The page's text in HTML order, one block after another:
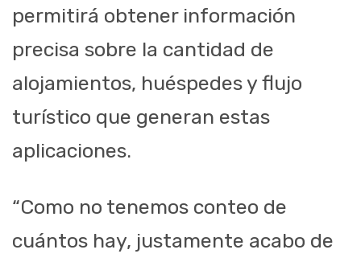
permitirá obtener información
precisa sobre la cantidad de
alojamientos, huéspedes y flujo
turístico que generan estas
aplicaciones.
“Como no tenemos conteo de
cuántos hay, justamente acabo de